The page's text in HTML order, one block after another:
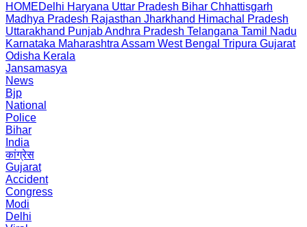
HOMEDelhi Haryana Uttar Pradesh Bihar Chhattisgarh
Madhya Pradesh Rajasthan Jharkhand Himachal Pradesh
Uttarakhand PunjabAndhra Pradesh Telangana Tamil Nadu
Karnataka Maharashtra Assam West Bengal Tripura Gujarat
Odisha Kerala
Jansamasya
News
Bjp
National
Police
Bihar
India
कांग्रेस
Gujarat
Accident
Congress
Modi
Delhi